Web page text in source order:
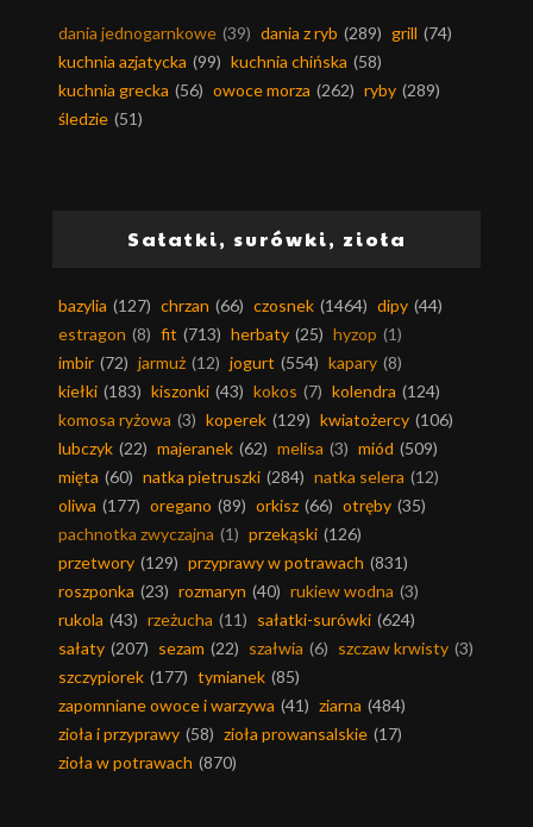
dania jednogarnkowe (39) dania z ryb (289) grill (74)
kuchnia azjatycka (99) kuchnia chińska (58)
kuchnia grecka (56) owoce morza (262) ryby (289)
śledzie (51)
Sałatki, surówki, zioła
bazylia (127) chrzan (66) czosnek (1464) dipy (44)
estragon (8) fit (713) herbaty (25) hyzop (1)
imbir (72) jarmuż (12) jogurt (554) kapary (8)
kiełki (183) kiszonki (43) kokos (7) kolendra (124)
komosa ryżowa (3) koperek (129) kwiatożercy (106)
lubczyk (22) majeranek (62) melisa (3) miód (509)
mięta (60) natka pietruszki (284) natka selera (12)
oliwa (177) oregano (89) orkisz (66) otręby (35)
pachnotka zwyczajna (1) przekąski (126)
przetwory (129) przyprawy w potrawach (831)
roszponka (23) rozmaryn (40) rukiew wodna (3)
rukola (43) rzeżucha (11) sałatki-surówki (624)
sałaty (207) sezam (22) szałwia (6) szczaw krwisty (3)
szczypiorek (177) tymianek (85)
zapomniane owoce i warzywa (41) ziarna (484)
zioła i przyprawy (58) zioła prowansalskie (17)
zioła w potrawach (870)